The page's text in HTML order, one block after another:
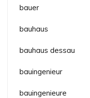
bauer
bauhaus
bauhaus dessau
bauingenieur
bauingenieure